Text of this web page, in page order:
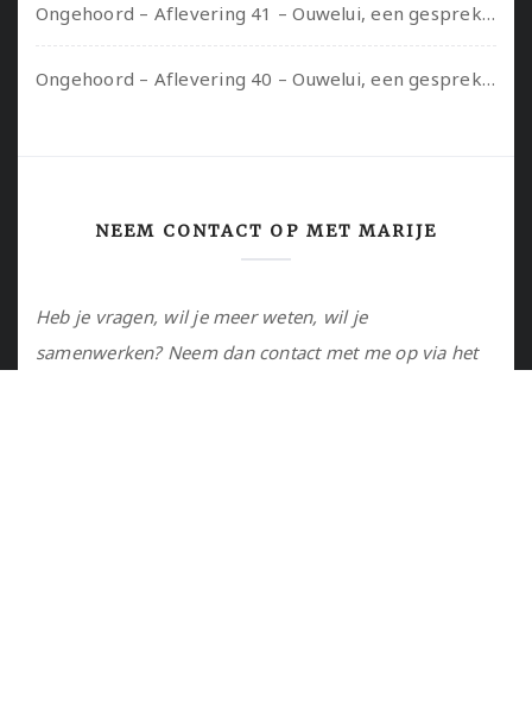
Ongehoord – Aflevering 41 – Ouwelui, een gesprek met Marcelle over polyamorie op latere leeftijd, (mantel)zorg voor je partners en seksueel plezier.
Ongehoord – Aflevering 40 – Ouwelui, een gesprek met Sadie Lune over vormende relaties en de geschiedenis van de queer pornobeweging
NEEM CONTACT OP MET MARIJE
Heb je vragen, wil je meer weten, wil je
samenwerken? Neem dan contact met me op via het